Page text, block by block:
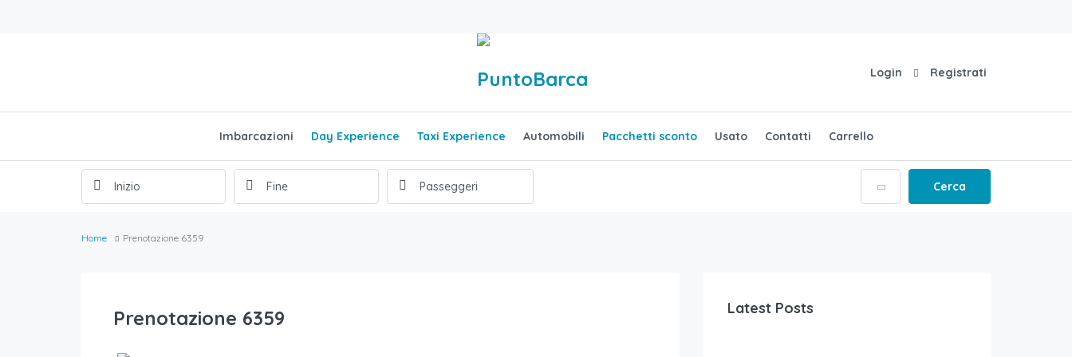
Login Registrati
Imbarcazioni Day Experience Taxi Experience Automobili Pacchetti sconto Usato Contatti Carrello
Cerca
Home Prenotazione 6359
Prenotazione 6359 Latest Posts